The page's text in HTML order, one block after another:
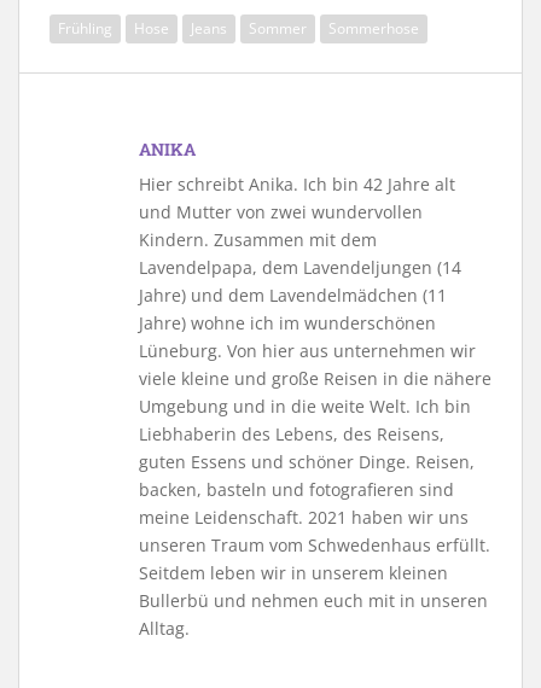
Frühling Hose Jeans Sommer Sommerhose
ANIKA
Hier schreibt Anika. Ich bin 42 Jahre alt
und Mutter von zwei wundervollen
Kindern. Zusammen mit dem
Lavendelpapa, dem Lavendeljungen (14
Jahre) und dem Lavendelmädchen (11
Jahre) wohne ich im wunderschönen
Lüneburg. Von hier aus unternehmen wir
viele kleine und große Reisen in die nähere
Umgebung und in die weite Welt. Ich bin
Liebhaberin des Lebens, des Reisens,
guten Essens und schöner Dinge. Reisen,
backen, basteln und fotografieren sind
meine Leidenschaft. 2021 haben wir uns
unseren Traum vom Schwedenhaus erfüllt.
Seitdem leben wir in unserem kleinen
Bullerbü und nehmen euch mit in unseren
Alltag.